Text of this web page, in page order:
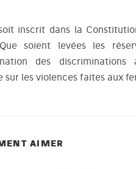
inscrit dans la
soient levées les
des
sur les violences faites aux
AIMER